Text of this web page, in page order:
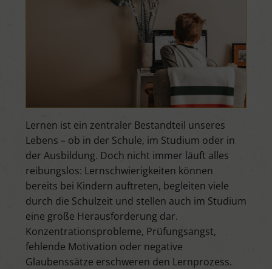
Lernen ist ein zentraler Bestandteil unseres
Lebens – ob in der Schule, im Studium oder in
der Ausbildung. Doch nicht immer läuft alles
reibungslos: Lernschwierigkeiten können
bereits bei Kindern auftreten, begleiten viele
durch die Schulzeit und stellen auch im Studium
eine große Herausforderung dar.
Konzentrationsprobleme, Prüfungsangst,
fehlende Motivation oder negative
Glaubenssätze erschweren den Lernprozess.